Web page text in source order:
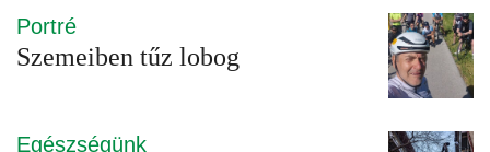
Portré
Szemeiben tűz lobog
Egészségünk